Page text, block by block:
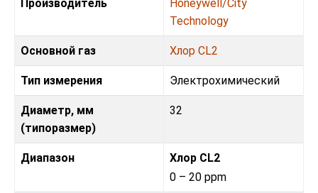
Производитель
Honeywell/City
Technology
Основной газ Хлор CL2
Тип измерения Электрохимический
Диаметр, мм
(типоразмер)
32
Диапазон
Хлор CL2
0 – 20 ppm